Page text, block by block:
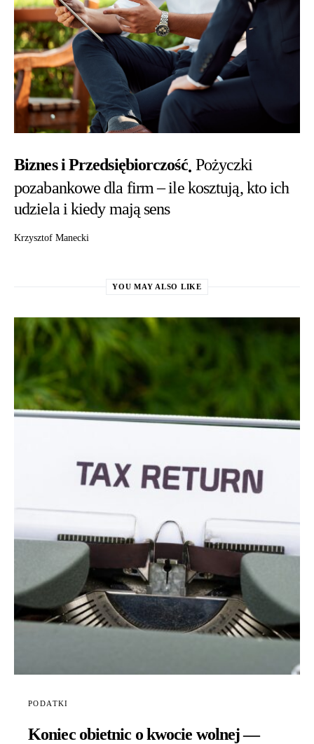
Biznes i Przedsiębiorczość Pożyczki
pozabankowe dla firm – ile kosztują, kto ich
udziela i kiedy mają sens
Krzysztof Manecki
YOU MAY ALSO LIKE
PODATKI
Koniec obietnic o kwocie wolnej —